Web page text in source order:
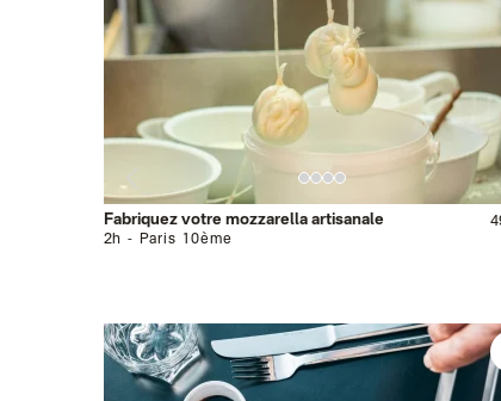
Fabriquez votre mozzarella artisanale
2h Paris 10ème